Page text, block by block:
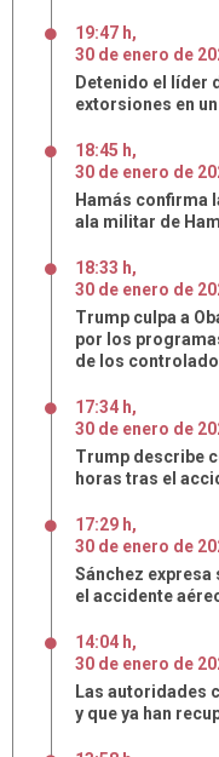
19:47 h,
30 de enero de
Detenido el líder
extorsiones en
18:45 h,
30 de enero de
Hamás confirma
ala militar de
18:33 h,
30 de enero de
Trump culpa a
por los
de los
17:34 h,
30 de enero de
Trump describe
horas tras el
17:29 h,
30 de enero de
Sánchez
el accidente
14:04 h,
30 de enero de
Las autoridades
y que ya han